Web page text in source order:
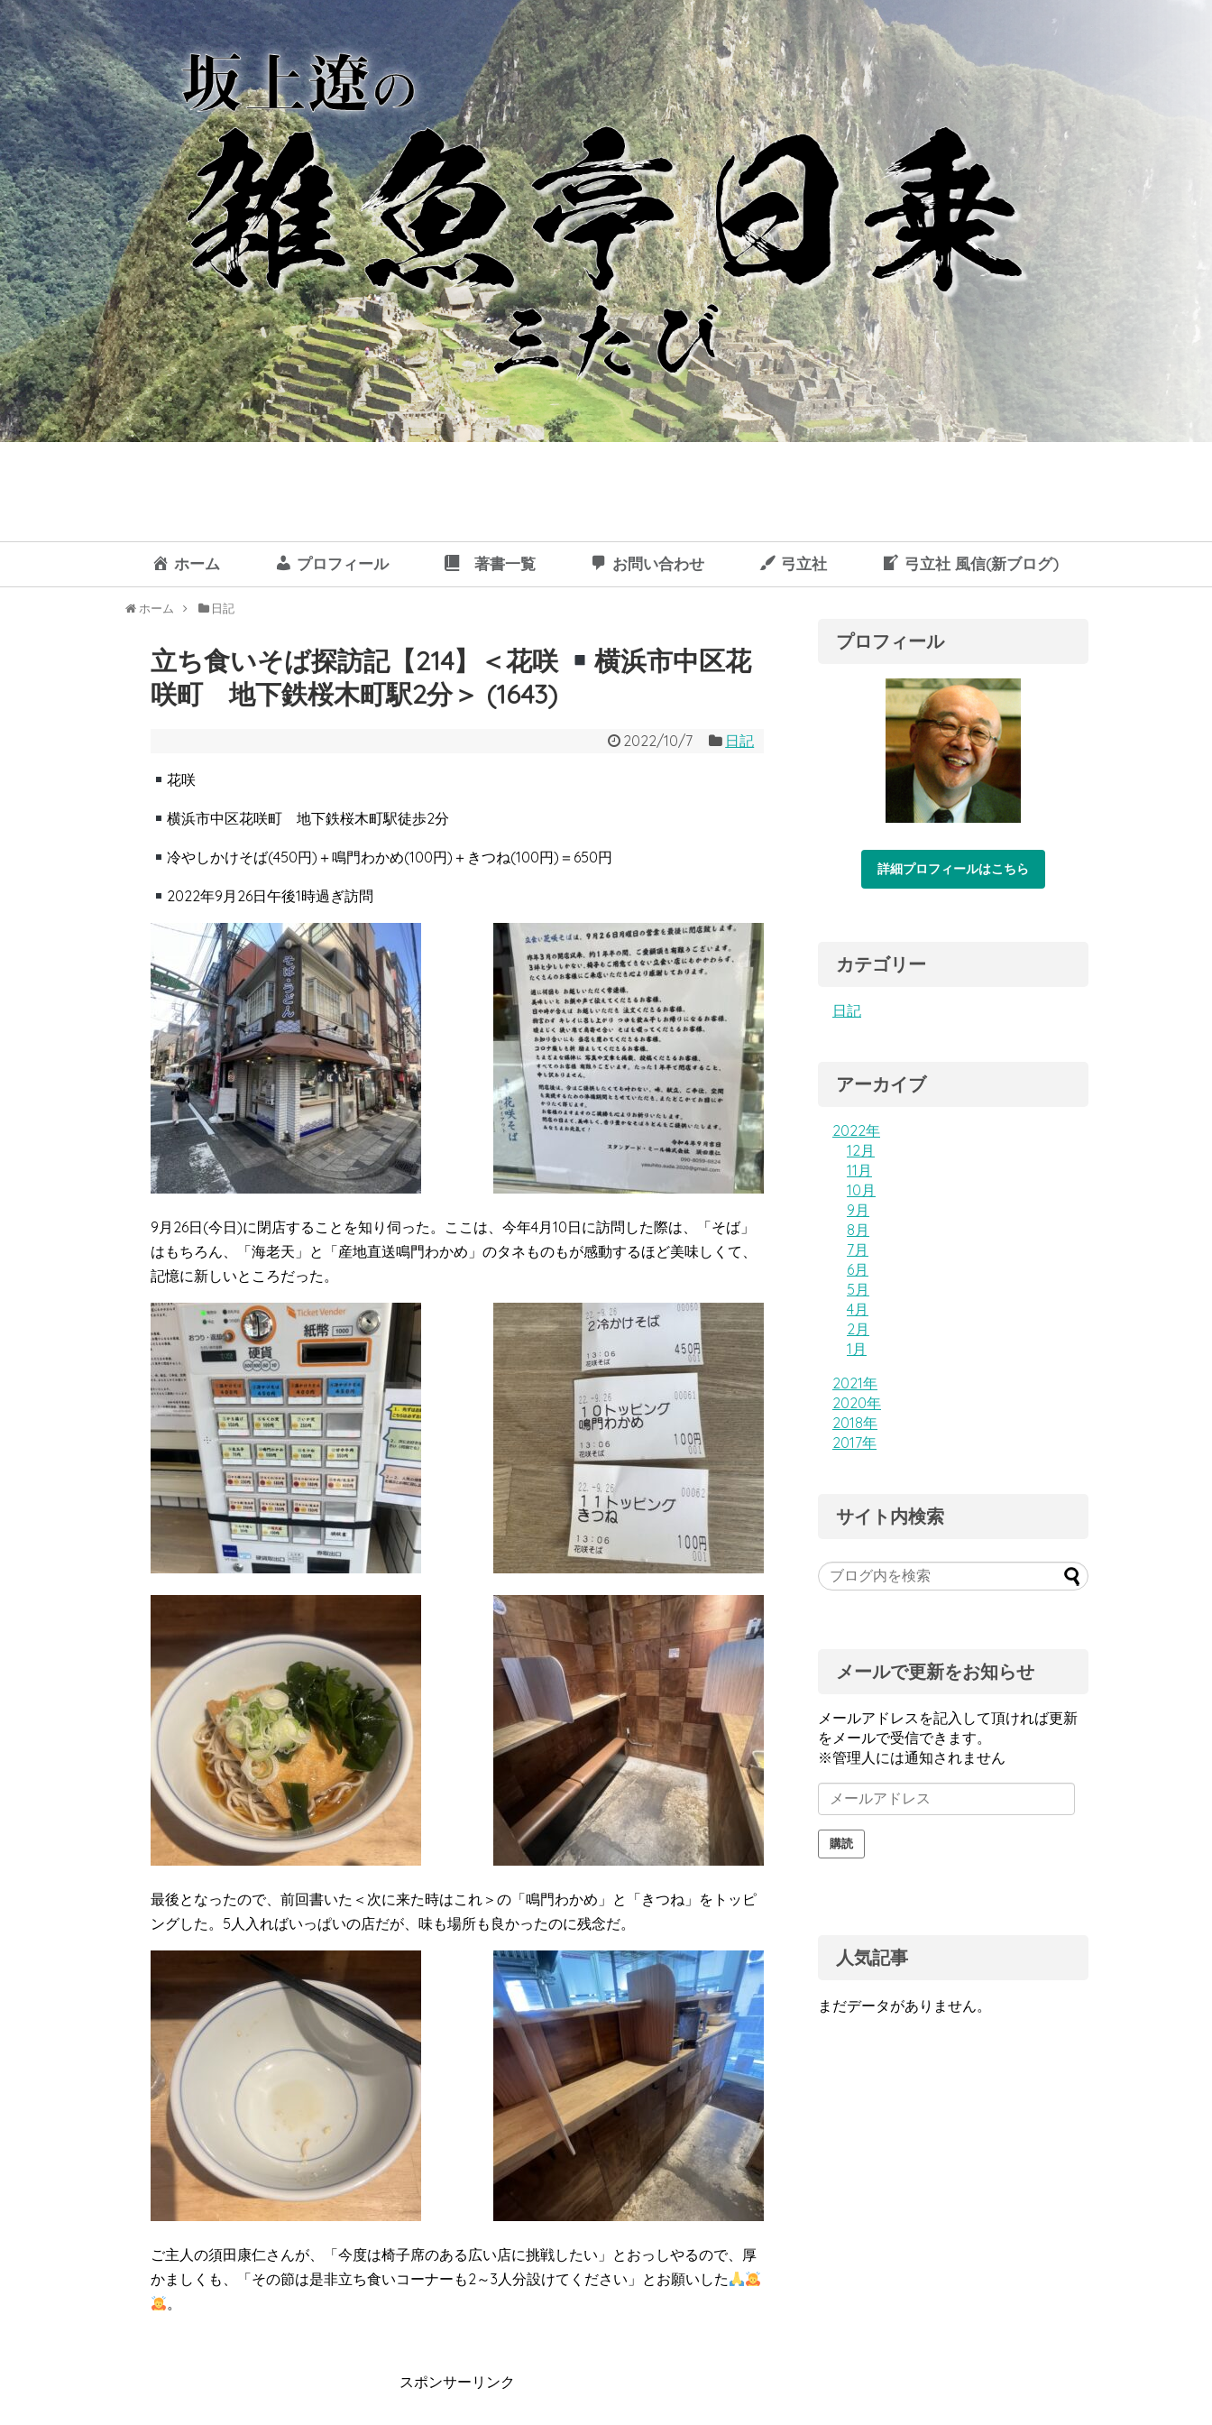
ホーム プロフィール 著書一覧 お問い合わせ 弓立社 弓立社 風信(新ブログ)
ホーム 日記
立ち食いそば探訪記【214】＜花咲
横浜市中区花
咲町 地下鉄桜木町駅2分＞ (1643)
2022/10/7 日記
花咲
横浜市中区花咲町 地下鉄桜木町駅徒歩2分
冷やしかけそば(450円)＋鳴門わかめ(100円)＋きつね(100円)＝650円
2022年9月26日午後1時過ぎ訪問
9月26日(今日)に閉店することを知り伺った。ここは、今年4月10日に訪問した際は、「そば」
はもちろん、「海老天」と「産地直送鳴門わかめ」のタネものもが感動するほど美味しくて、
記憶に新しいところだった。
最後となったので、前回書いた＜次に来た時はこれ＞の「鳴門わかめ」と「きつね」をトッピ
ングした。5人入ればいっぱいの店だが、味も場所も良かったのに残念だ。
ご主人の須田康仁さんが、「今度は椅子席のある広い店に挑戦したい」とおっしやるので、厚
かましくも、「その節は是非立ち食いコーナーも2～3人分設けてください」とお願いした
。
スポンサーリンク
プロフィール
詳細プロフィールはこちら
カテゴリー
日記
アーカイブ
2022年
12月
11月
10月
9月
8月
7月
6月
5月
4月
2月
1月
2021年
2020年
2018年
2017年
サイト内検索
メールで更新をお知らせ
メールアドレスを記入して頂ければ更新
をメールで受信できます。
※管理人には通知されません
メ
ー
ル
ア購読
人気記事
まだデータがありません。